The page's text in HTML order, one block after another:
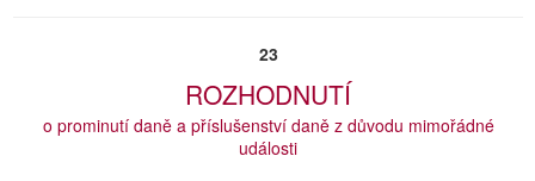
23
ROZHODNUTÍ
o prominutí daně a příslušenství daně z důvodu mimořádné
události